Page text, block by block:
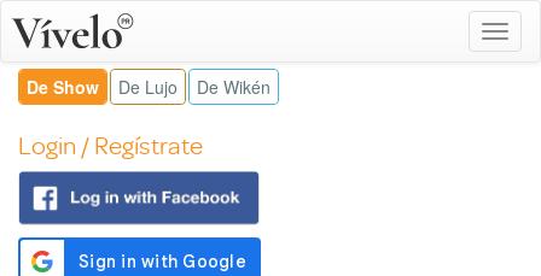
De Show De Lujo De Wikén
Login / Regístrate